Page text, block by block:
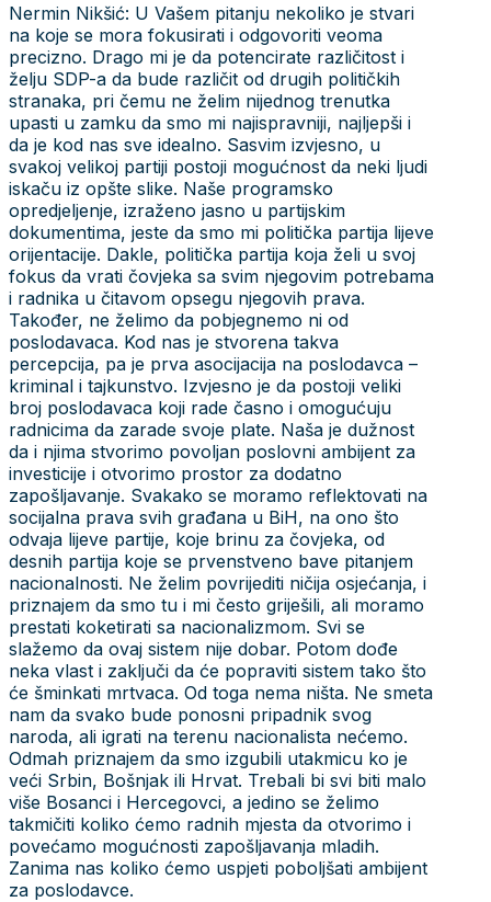
Nermin Nikšić: U Vašem pitanju nekoliko je stvari
na koje se mora fokusirati i odgovoriti veoma
precizno. Drago mi je da potencirate različitost i
želju SDP-a da bude različit od drugih političkih
stranaka, pri čemu ne želim nijednog trenutka
upasti u zamku da smo mi najispravniji, najljepši i
da je kod nas sve idealno. Sasvim izvjesno, u
svakoj velikoj partiji postoji mogućnost da neki ljudi
iskaču iz opšte slike. Naše programsko
opredjeljenje, izraženo jasno u partijskim
dokumentima, jeste da smo mi politička partija lijeve
orijentacije. Dakle, politička partija koja želi u svoj
fokus da vrati čovjeka sa svim njegovim potrebama
i radnika u čitavom opsegu njegovih prava.
Također, ne želimo da pobjegnemo ni od
poslodavaca. Kod nas je stvorena takva
percepcija, pa je prva asocijacija na poslodavca –
kriminal i tajkunstvo. Izvjesno je da postoji veliki
broj poslodavaca koji rade časno i omogućuju
radnicima da zarade svoje plate. Naša je dužnost
da i njima stvorimo povoljan poslovni ambijent za
investicije i otvorimo prostor za dodatno
zapošljavanje. Svakako se moramo reflektovati na
socijalna prava svih građana u BiH, na ono što
odvaja lijeve partije, koje brinu za čovjeka, od
desnih partija koje se prvenstveno bave pitanjem
nacionalnosti. Ne želim povrijediti ničija osjećanja, i
priznajem da smo tu i mi često griješili, ali moramo
prestati koketirati sa nacionalizmom. Svi se
slažemo da ovaj sistem nije dobar. Potom dođe
neka vlast i zaključi da će popraviti sistem tako što
će šminkati mrtvaca. Od toga nema ništa. Ne smeta
nam da svako bude ponosni pripadnik svog
naroda, ali igrati na terenu nacionalista nećemo.
Odmah priznajem da smo izgubili utakmicu ko je
veći Srbin, Bošnjak ili Hrvat. Trebali bi svi biti malo
više Bosanci i Hercegovci, a jedino se želimo
takmičiti koliko ćemo radnih mjesta da otvorimo i
povećamo mogućnosti zapošljavanja mladih.
Zanima nas koliko ćemo uspjeti poboljšati ambijent
za poslodavce.